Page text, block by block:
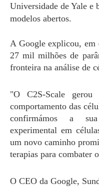
Universidade de Yale e
modelos abertos.
A Google explicou, em
27 mil milhões de
fronteira na análise de
"O C2S-Scale
comportamento das
confirmámos a
experimental em
um novo caminho
terapias para combater
O CEO da Google,